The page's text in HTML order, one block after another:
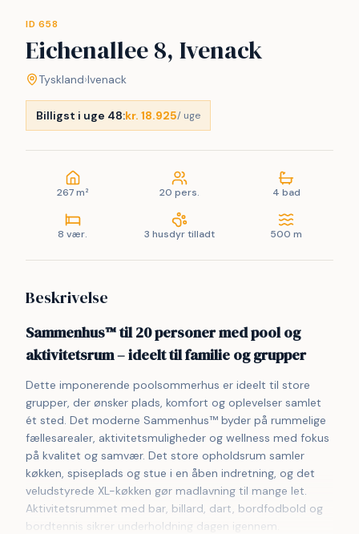
ID 658
Eichenallee 8, Ivenack
Tyskland›Ivenack
Billigst i uge 48:kr. 18.925/ uge
267 m² 20 pers. 4 bad
8 vær. 3 husdyr tilladt 500 m
Beskrivelse
Sammenhus™ til 20 personer med pool og
aktivitetsrum – ideelt til familie og grupper
Dette imponerende poolsommerhus er ideelt til store
grupper, der ønsker plads, komfort og oplevelser samlet
ét sted. Det moderne Sammenhus™ byder på rummelige
fællesarealer, aktivitetsmuligheder og wellness med fokus
på kvalitet og samvær. Det store opholdsrum samler
køkken, spiseplads og stue i en åben indretning, og det
veludstyrede XL-køkken gør madlavning til mange let.
Aktivitetsrummet med bar, billard, dart, bordfodbold og
bordtennis sikrer underholdning dagen igennem.